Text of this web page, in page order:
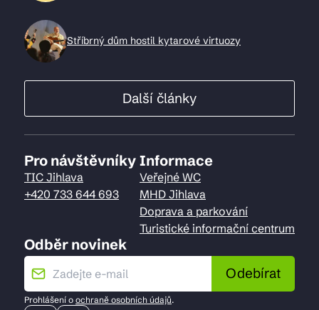
Stříbrný dům hostil kytarové virtuozy
Další články
Pro návštěvníky
TIC Jihlava
+420 733 644 693
Informace
Veřejné WC
MHD Jihlava
Doprava a parkování
Turistické informační centrum
Odběr novinek
Odebírat
Prohlášení o ochraně osobních údajů.